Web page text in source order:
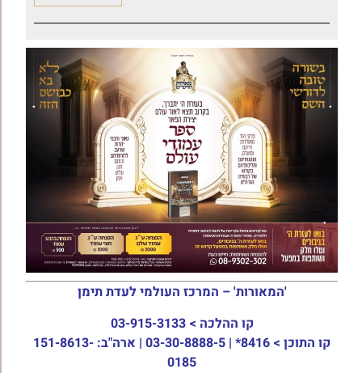
'המאורות' – המרכז העולמי לעדת תימן
קו ההלכה > 03-915-3133
קו התוכן >
8416* | 03-30-8888-5 | ארה"ב: 151-8613-
0185